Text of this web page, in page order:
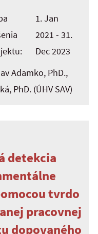
1. Jan
2021 - 31.
Dec 2023
Adamko, PhD.,
PhD. (ÚHV SAV)
detekcia
tvrdo
pracovnej
dopovaného